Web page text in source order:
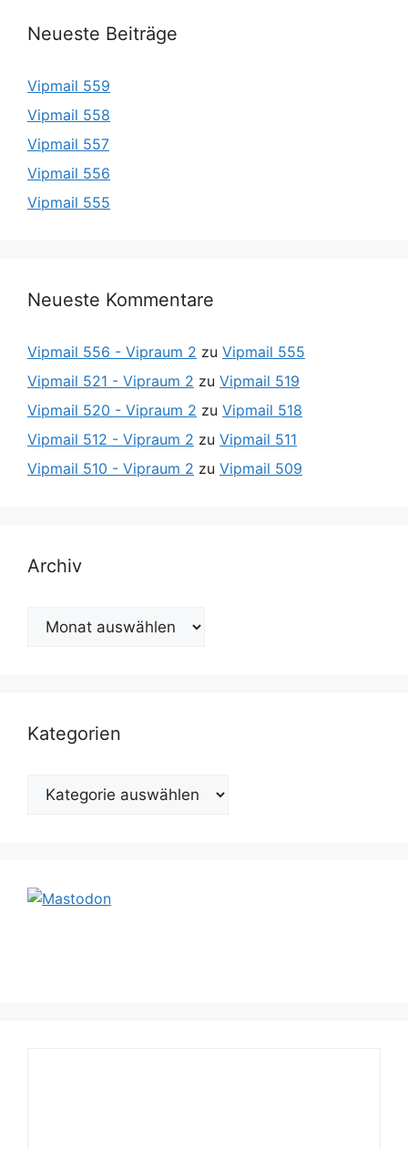
Neueste Beiträge
Vipmail 559
Vipmail 558
Vipmail 557
Vipmail 556
Vipmail 555
Neueste Kommentare
Vipmail 556 - Vipraum 2 zu Vipmail 555
Vipmail 521 - Vipraum 2 zu Vipmail 519
Vipmail 520 - Vipraum 2 zu Vipmail 518
Vipmail 512 - Vipraum 2 zu Vipmail 511
Vipmail 510 - Vipraum 2 zu Vipmail 509
Archiv
Archiv
Kategorien
Kategorien